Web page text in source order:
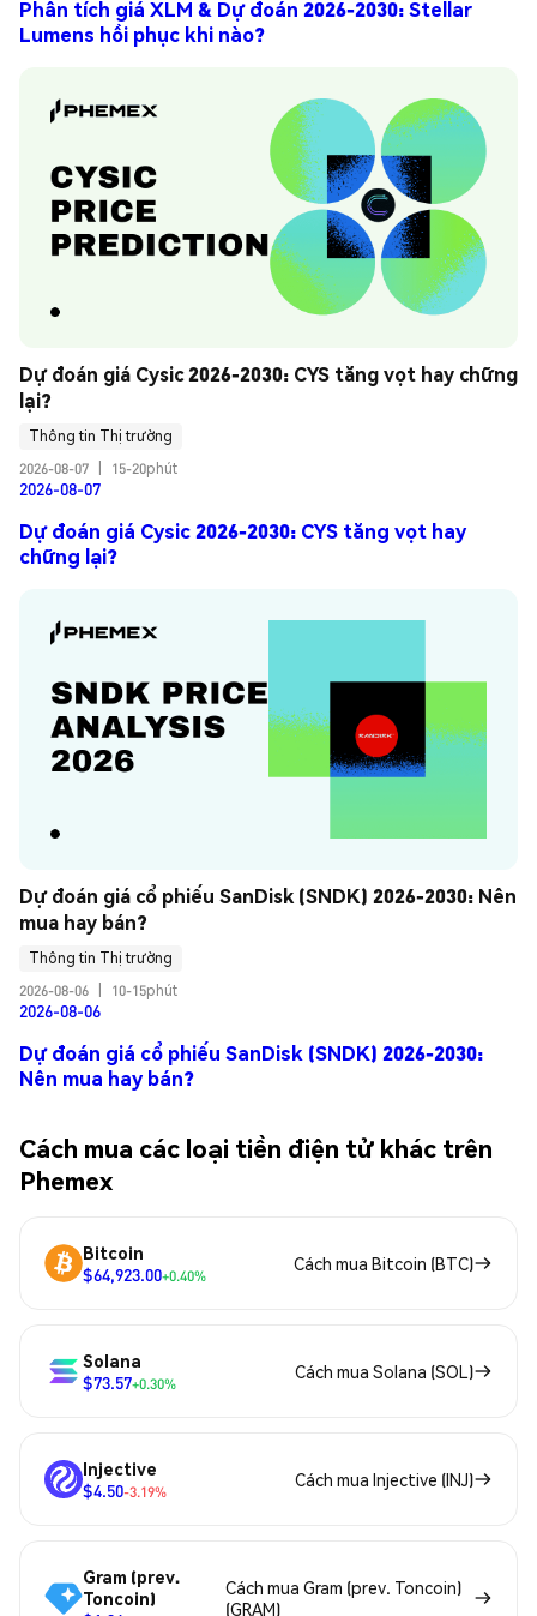
Phân tích giá XLM & Dự đoán 2026-2030: Stellar
Lumens hồi phục khi nào?
Dự đoán giá Cysic 2026-2030: CYS tăng vọt hay chững
lại?
Thông tin Thị trường
2026-08-07
15-20phút
2026-08-07
Dự đoán giá Cysic 2026-2030: CYS tăng vọt hay
chững lại?
Dự đoán giá cổ phiếu SanDisk (SNDK) 2026-2030: Nên
mua hay bán?
Thông tin Thị trường
2026-08-06
10-15phút
2026-08-06
Dự đoán giá cổ phiếu SanDisk (SNDK) 2026-2030:
Nên mua hay bán?
Cách mua các loại tiền điện tử khác trên
Phemex
Bitcoin
$64,923.00+0.40%
Cách mua Bitcoin (BTC)
Solana
$73.57+0.30%
Cách mua Solana (SOL)
Injective
$4.50-3.19%
Cách mua Injective (INJ)
Gram (prev.
Toncoin)
Cách mua Gram (prev. Toncoin)
(GRAM)